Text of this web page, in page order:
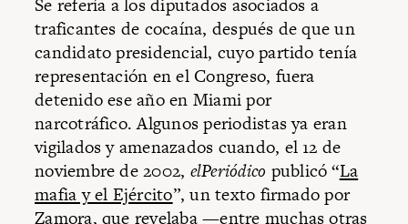
Se refería a los diputados asociados a
traficantes de cocaína, después de que un
candidato presidencial, cuyo partido tenía
representación en el Congreso, fuera
detenido ese año en Miami por
narcotráfico. Algunos periodistas ya eran
vigilados y amenazados cuando, el 12 de
noviembre de 2002, elPeriódico publicó “La
mafia y el Ejército”, un texto firmado por
Zamora, que revelaba —entre muchas otras